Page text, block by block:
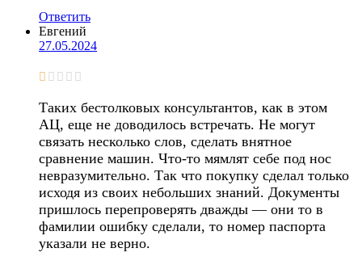
Ответить
Евгений
27.05.2024
Таких бестолковых консультантов, как в этом
АЦ, еще не доводилось встречать. Не могут
связать несколько слов, сделать внятное
сравнение машин. Что-то мямлят себе под нос
невразумительно. Так что покупку сделал только
исходя из своих небольших знаний. Документы
пришлось перепроверять дважды — они то в
фамилии ошибку сделали, то номер паспорта
указали не верно.